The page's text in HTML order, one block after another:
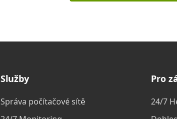
Služby
Správa počítačové sítě
Pro
24/7